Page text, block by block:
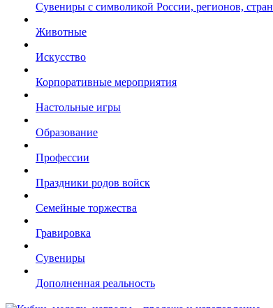
Сувениры с символикой России, регионов, стран
Животные
Искусство
Корпоративные мероприятия
Настольные игры
Образование
Профессии
Праздники родов войск
Семейные торжества
Гравировка
Сувениры
Дополненная реальность